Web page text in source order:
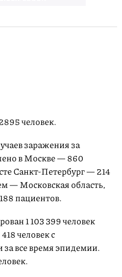
человек.
заражения за
в Москве — 860
Санкт-Петербург — 214
— Московская область,
пациентов.
1 103 399 человек
человек с
все время эпидемии.